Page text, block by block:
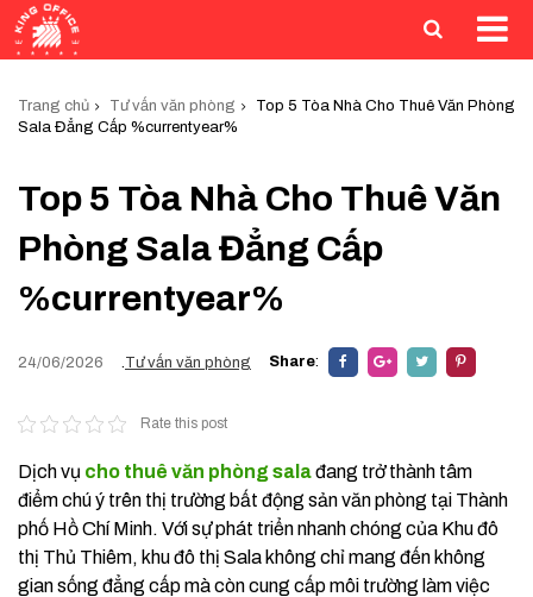
Trang chủ Tư vấn văn phòng
Top 5 Tòa Nhà Cho Thuê Văn Phòng
Sala Đẳng Cấp %currentyear%
Top 5 Tòa Nhà Cho Thuê Văn
Phòng Sala Đẳng Cấp
%currentyear%
24/06/2026 Tư vấn văn phòng Share:
Rate this post
Dịch vụ cho thuê văn phòng salađang trở thành tâm
điểm chú ý trên thị trường bất động sản văn phòng tại Thành
phố Hồ Chí Minh. Với sự phát triển nhanh chóng của Khu đô
thị Thủ Thiêm, khu đô thị Sala không chỉ mang đến không
gian sống đẳng cấp mà còn cung cấp môi trường làm việc